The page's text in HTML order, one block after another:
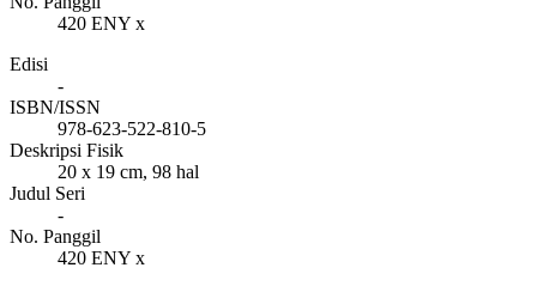
420 ENY x
Edisi
-
ISBN/ISSN
978-623-522-810-5
Deskripsi Fisik
20 x 19 cm, 98 hal
Judul Seri
-
No. Panggil
420 ENY x